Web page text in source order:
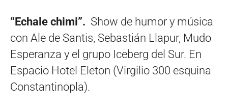
“Echale chimi”. Show de humor y música
con Ale de Santis, Sebastián Llapur, Mudo
Esperanza y el grupo Iceberg del Sur. En
Espacio Hotel Eleton (Virgilio 300 esquina
Constantinopla).